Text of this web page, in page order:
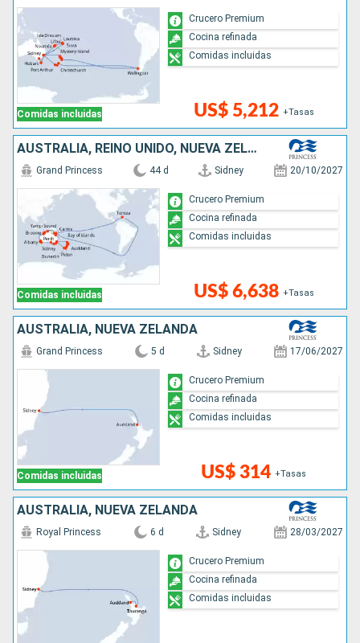
Comidas incluidas US$ 5,212 +Tasas
Crucero Premium
Cocina refinada
Comidas incluidas
AUSTRALIA, REINO UNIDO, NUEVA ZELANDA
Comidas incluidas
Grand Princess 44 d Sidney 20/10/2027
US$ 6,638 +Tasas
Crucero Premium
Cocina refinada
Comidas incluidas
AUSTRALIA, NUEVA ZELANDA
Comidas incluidas
Grand Princess 5 d Sidney 17/06/2027
US$ 314 +Tasas
Crucero Premium
Cocina refinada
Comidas incluidas
AUSTRALIA, NUEVA ZELANDA
Royal Princess 6 d Sidney 28/03/2027
Crucero Premium
Cocina refinada
Comidas incluidas